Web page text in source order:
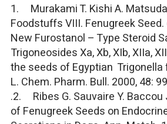
1. Murakami T. Kishi A.
Foodstuffs VIII. Fenugreek
New Furostanol – Type Steroid
Trigoneosides Xa, Xb, XIb, XIIa,
the seeds of Egyptian
L. Chem. Pharm. Bull. 2000, 48:
.2. Ribes G. Sauvaire Y. Baccou
of Fenugreek Seeds on